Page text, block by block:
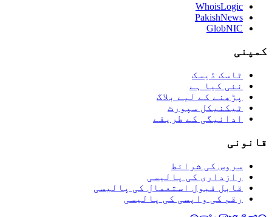
WhoisLogic
PakishNews
GlobNIC
کمپنی
ٹاسک ڈیسک
نئی کیا ہے
پڑھنے کے لیے بلاگ
ٹیکنیکل سپورٹ
ادائیگی کے طریقے
قانونی
سروس کی شرائط
رازداری کی پالیسی
قابل قبول استعمال کی پالیسی
رقم کی واپسی کی پالیسی